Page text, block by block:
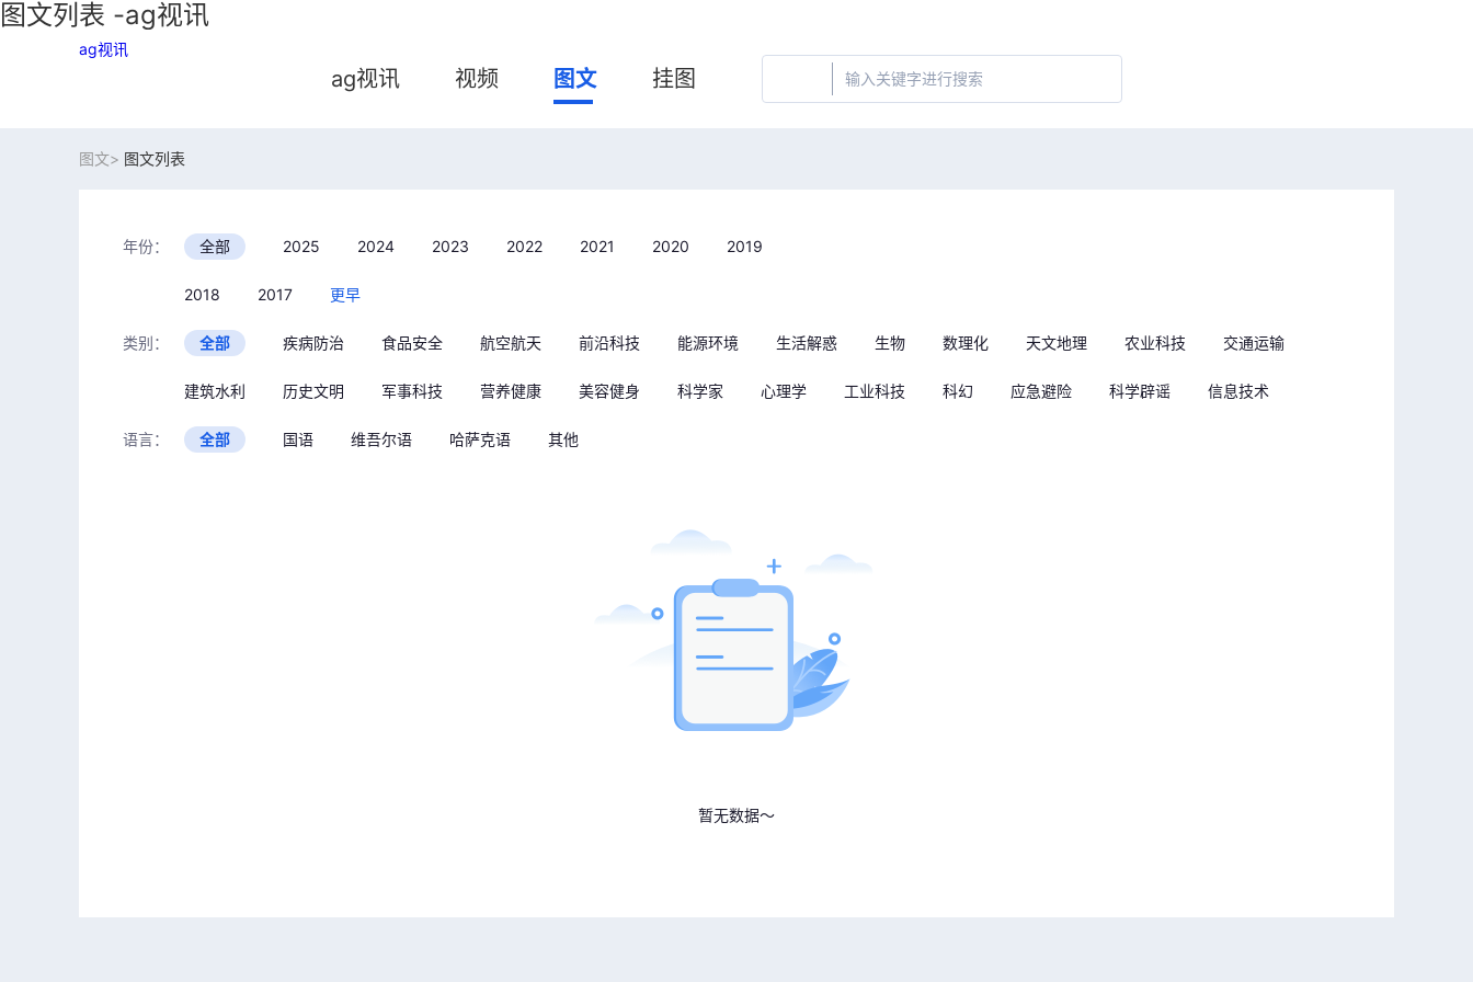
图文列表 -ag视讯
ag视讯
ag视讯 视频 图文 挂图
图文> 图文列表
年份： 全部 2025 2024 2023 2022 2021 2020 2019
2018 2017 更早
类别： 全部 疾病防治 食品安全 航空航天 前沿科技 能源环境 生活解惑 生物 数理化 天文地理 农业科技 交通运输
建筑水利 历史文明 军事科技 营养健康 美容健身 科学家 心理学 工业科技 科幻 应急避险 科学辟谣 信息技术
语言： 全部 国语 维吾尔语 哈萨克语 其他
暂无数据～